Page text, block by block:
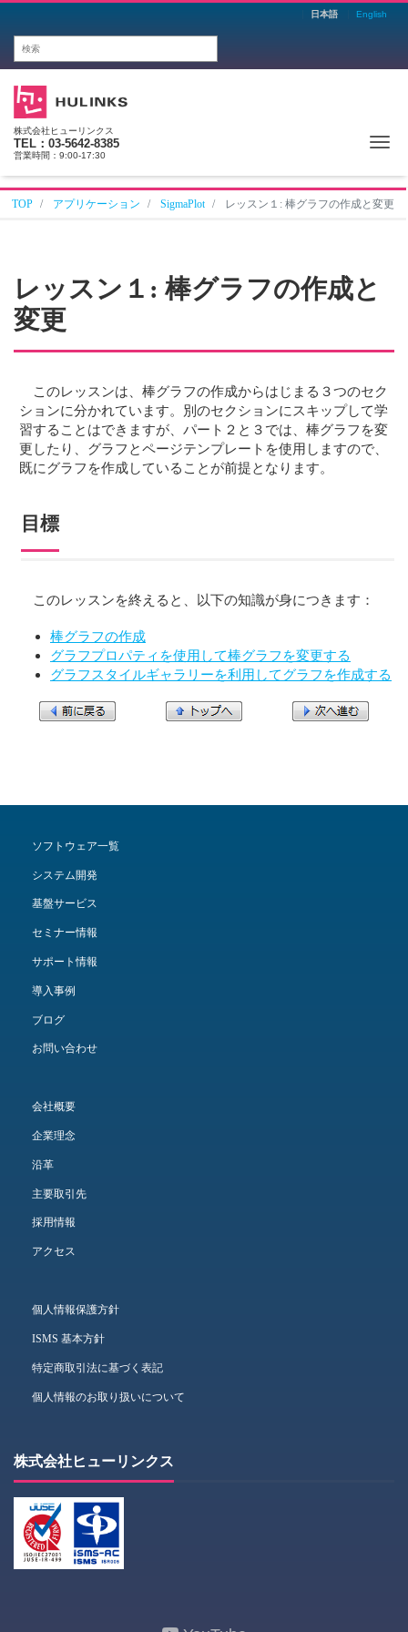
日本語 English
株式会社ヒューリンクス
TEL：03-5642-8385
営業時間：9:00-17:30
TOP アプリケーション SigmaPlot レッスン１: 棒グラフの作成と変更
レッスン１: 棒グラフの作成と
変更
このレッスンは、棒グラフの作成からはじまる３つのセク
ションに分かれています。別のセクションにスキップして学
習することはできますが、パート２と３では、棒グラフを変
更したり、グラフとページテンプレートを使用しますので、
既にグラフを作成していることが前提となります。
目標
このレッスンを終えると、以下の知識が身につきます：
棒グラフの作成
グラフプロパティを使用して棒グラフを変更する
グラフスタイルギャラリーを利用してグラフを作成する
ソフトウェア一覧
システム開発
基盤サービス
セミナー情報
サポート情報
導入事例
ブログ
お問い合わせ
会社概要
企業理念
沿革
主要取引先
採用情報
アクセス
個人情報保護方針
ISMS 基本方針
特定商取引法に基づく表記
個人情報のお取り扱いについて
株式会社ヒューリンクス